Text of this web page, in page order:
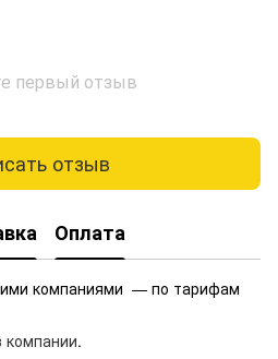
первый отзыв
отзыв
Оплата
компаниями — по тарифам
компании.